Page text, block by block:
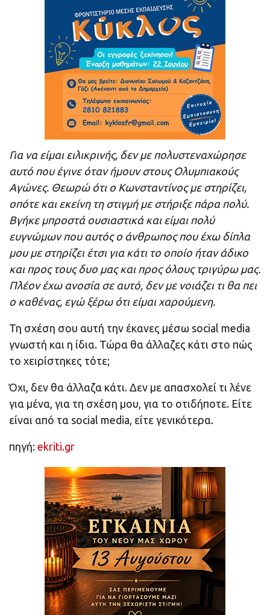
Για να είμαι ειλικρινής, δεν με πολυστεναχώρησε
αυτό που έγινε όταν ήμουν στους Ολυμπιακούς
Αγώνες. Θεωρώ ότι ο Κωνσταντίνος με στηρίζει,
οπότε και εκείνη τη στιγμή με στήριξε πάρα πολύ.
Βγήκε μπροστά ουσιαστικά και είμαι πολύ
ευγνώμων που αυτός ο άνθρωπος που έχω δίπλα
μου με στηρίζει έτσι για κάτι το οποίο ήταν άδικο
και προς τους δυο μας και προς όλους τριγύρω μας.
Πλέον έχω ανοσία σε αυτό, δεν με νοιάζει τι θα πει
ο καθένας, εγώ ξέρω ότι είμαι χαρούμενη.
Τη σχέση σου αυτή την έκανες μέσω social media
γνωστή και η ίδια. Τώρα θα άλλαζες κάτι στο πώς
το χειρίστηκες τότε;
Όχι, δεν θα άλλαζα κάτι. Δεν με απασχολεί τι λένε
για μένα, για τη σχέση μου, για το οτιδήποτε. Είτε
είναι από τα social media, είτε γενικότερα.
πηγή: ekriti.gr